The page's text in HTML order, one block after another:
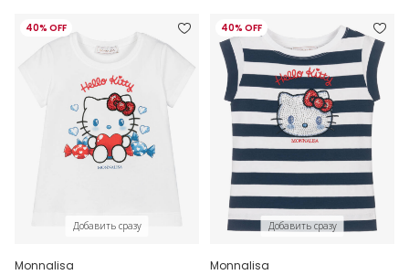
40% OFF
Добавить сразу
Monnalisa
40% OFF
Добавить сразу
Monnalisa